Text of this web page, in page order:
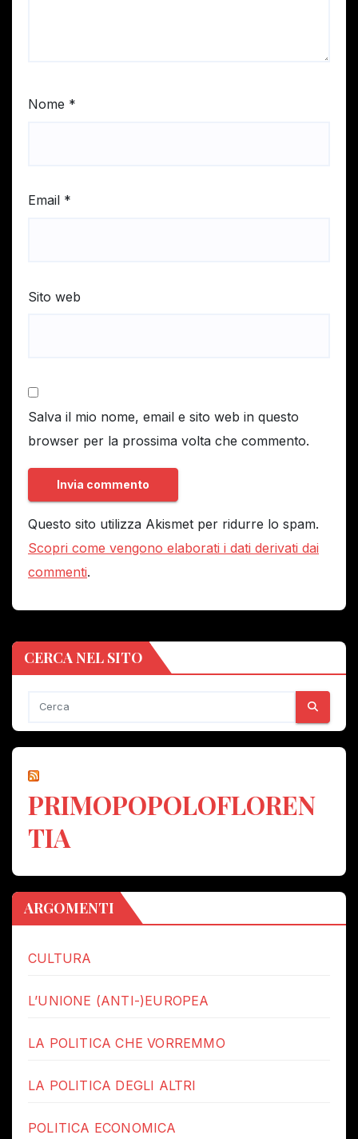
Nome *
Email *
Sito web
Salva il mio nome, email e sito web in questo
browser per la prossima volta che commento.
Questo sito utilizza Akismet per ridurre lo spam.
Scopri come vengono elaborati i dati derivati dai
commenti.
CERCA NEL SITO
PRIMOPOPOLOFLOREN
TIA
ARGOMENTI
CULTURA
L’UNIONE (ANTI-)EUROPEA
LA POLITICA CHE VORREMMO
LA POLITICA DEGLI ALTRI
POLITICA ECONOMICA